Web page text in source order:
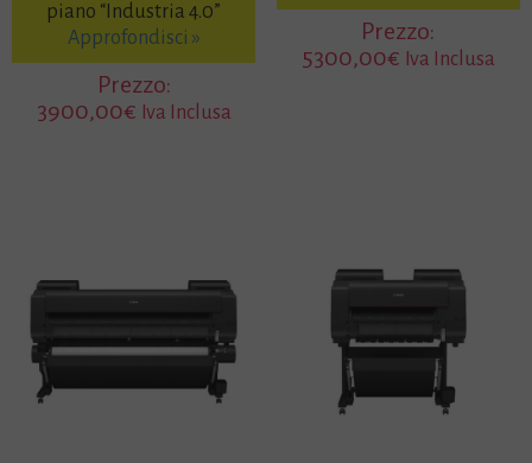
piano “Industria 4.0”
Approfondisci »
Prezzo:
3900,00€ Iva Inclusa
Prezzo:
5300,00€ Iva Inclusa